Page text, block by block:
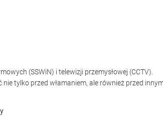
(SSWiN) i telewizji przemysłowej (CCTV).
tylko przed włamaniem, ale również przed